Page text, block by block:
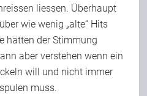
liessen. Überhaupt
wie wenig „alte“ Hits
hätten der Stimmung
aber verstehen wenn ein
will und nicht immer
muss.